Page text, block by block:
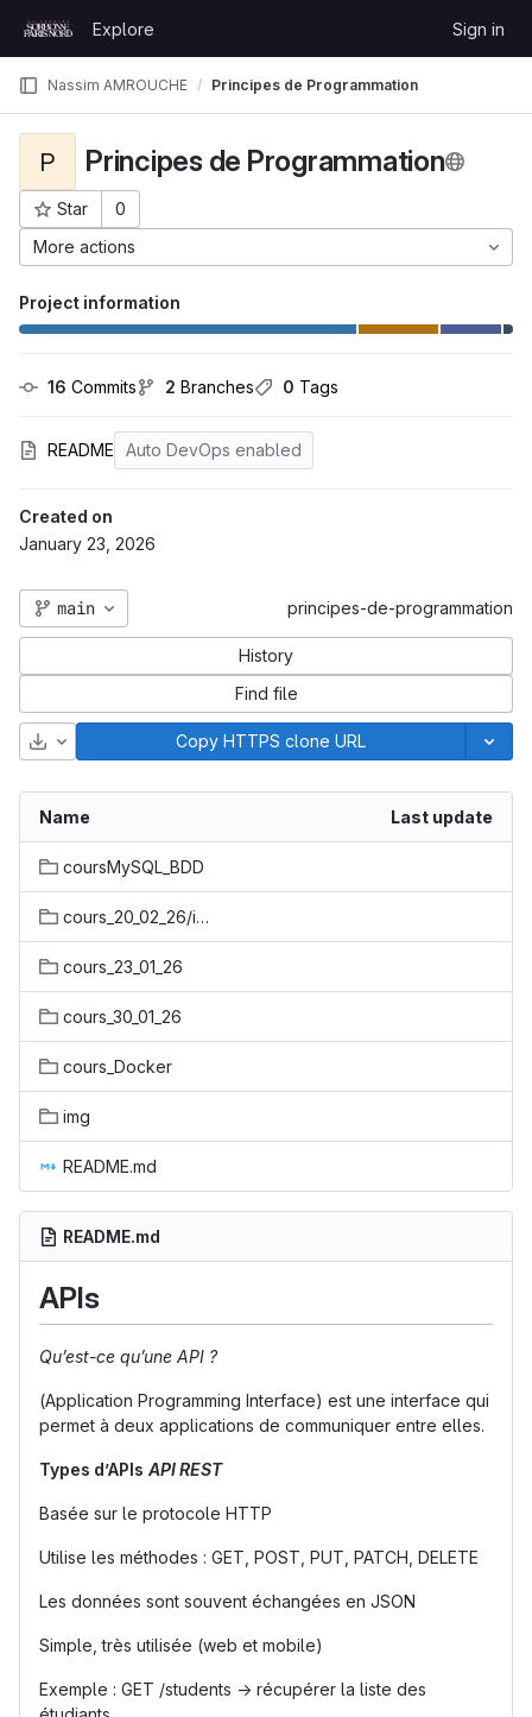
GitLab
Explore Sign in
Nassim AMROUCHE Principes de Programmation
P Principes de Programmation
Star
0
Project ID: 3253
More actions
Project information
16 Commits 2 Branches 0 Tags
README Auto DevOps enabled
Created on
January 23, 2026
main principes-de-programmation
History
Find file
Download Copy HTTPS clone URL
Name Last update
coursMySQL_BDD
cours_20_02_26/interroperabilite
cours_23_01_26
cours_30_01_26
cours_Docker
img
README.md
README.md
APIs
Qu’est-ce qu’une API ?
(Application Programming Interface) est une interface qui
permet à deux applications de communiquer entre elles.
Types d’APIs API REST
Basée sur le protocole HTTP
Utilise les méthodes : GET, POST, PUT, PATCH, DELETE
Les données sont souvent échangées en JSON
Simple, très utilisée (web et mobile)
Exemple : GET /students → récupérer la liste des